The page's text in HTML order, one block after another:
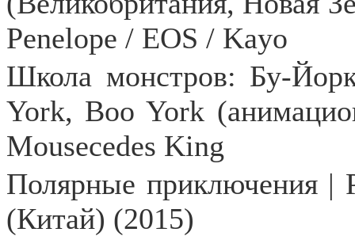
Penelope / EOS / Kayo
Школа монстров: Бу-
York, Boo York
Mousecedes King
Полярные приключения|
(Китай) (2015)